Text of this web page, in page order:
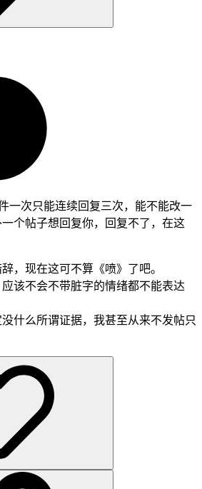
一次只能连续回复三次，能不能改一
个帖子想回复你，回复不了，在这
，现在这可不算《喷》了吧。
该不会不带脏字的情绪都不能表达
什么所谓证据，我甚至从来不发帖只